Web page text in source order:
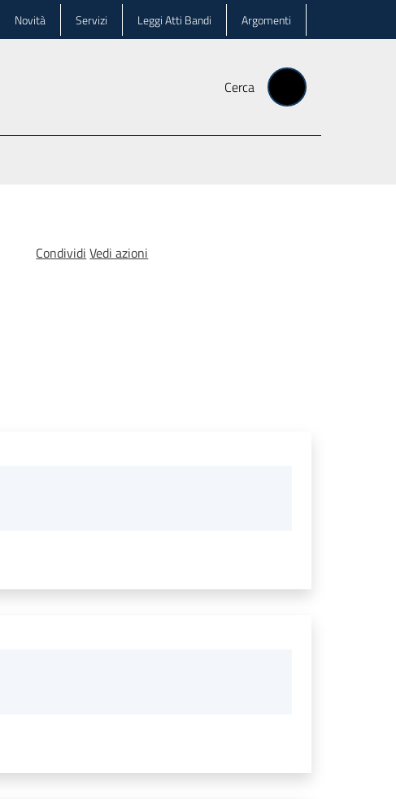
Novità Servizi Leggi Atti Bandi Argomenti
Cerca
Condividi Vedi azioni